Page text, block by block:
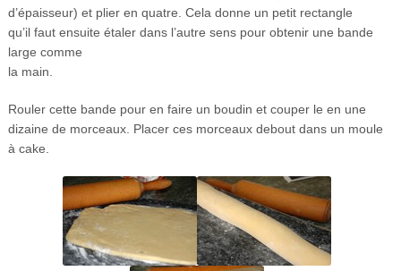
d’épaisseur) et plier en quatre. Cela donne un petit rectangle
qu’il faut ensuite étaler dans l’autre sens pour obtenir une bande
large comme
la main.
Rouler cette bande pour en faire un boudin et couper le en une
dizaine de morceaux. Placer ces morceaux debout dans un moule
à cake.